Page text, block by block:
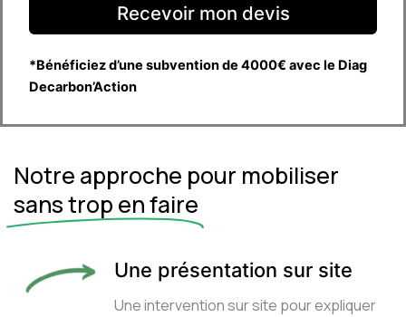
Recevoir mon devis
*Bénéficiez d’une subvention de 4000€ avec le Diag
Decarbon’Action
Notre approche pour mobiliser
sans trop en faire
Une présentation sur site
Une intervention sur site pour expliquer